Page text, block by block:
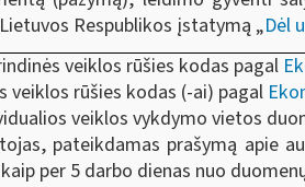
Respublikos įstatymą „Dėl
veiklos rūšies kodas pagal
veiklos rūšies kodas (-ai) pagal
veiklos vykdymo vietos
pateikdamas prašymą apie
per 5 darbo dienas nuo